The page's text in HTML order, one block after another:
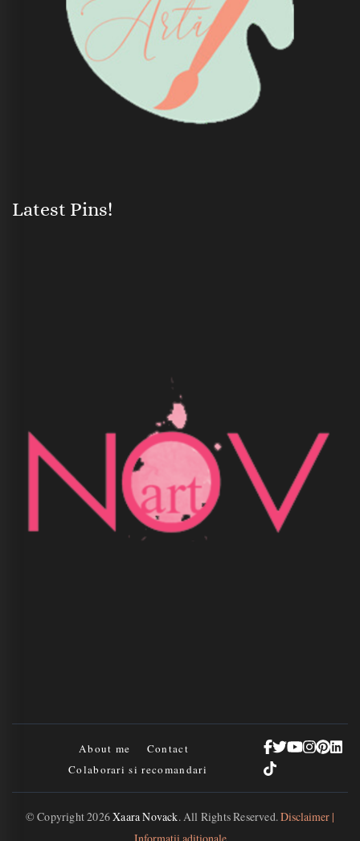
Latest Pins!
About me
Contact
Colaborari si recomandari
© Copyright 2026Xaara Novack. All Rights Reserved.Disclaimer |
Informații adiționale